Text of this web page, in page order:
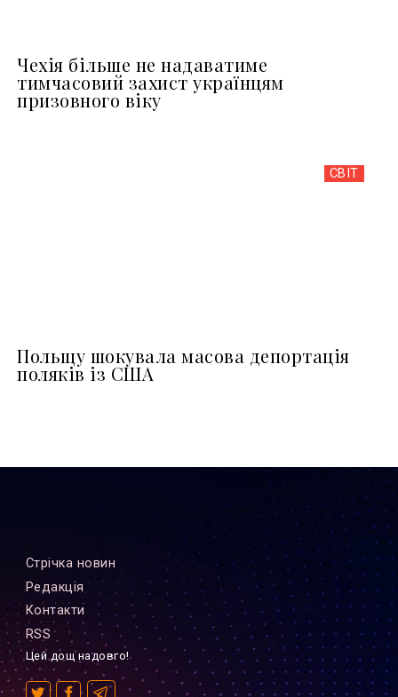
Чехія більше не надаватиме
тимчасовий захист українцям
призовного віку
СВІТ
Польщу шокувала масова депортація
поляків із США
Стрiчка новин
Редакцiя
Контакти
RSS
Цей дощ надовго!